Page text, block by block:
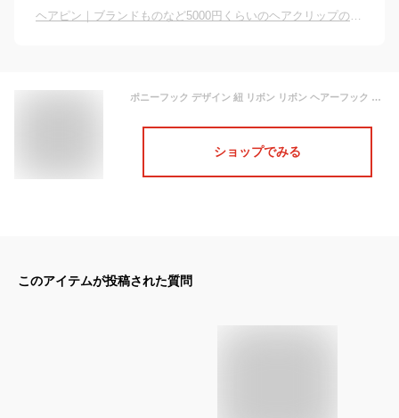
ヘアピン｜ブランドものなど5000円くらいのヘアクリップのおすすめは？
ポニーフック デザイン 紐 リボン リボン ヘアーフック ヘアアクセ ヘアアクセサリー ヘアアレンジ おしゃれ こなれ かわいい まとめ髪 髪留め 髪飾り ポニーテール オケージョン 大人 大人っぽい フェミニン レディース ヘアカフ ヘアピン フック ヘアゴム
ショップでみる
このアイテムが投稿された質問